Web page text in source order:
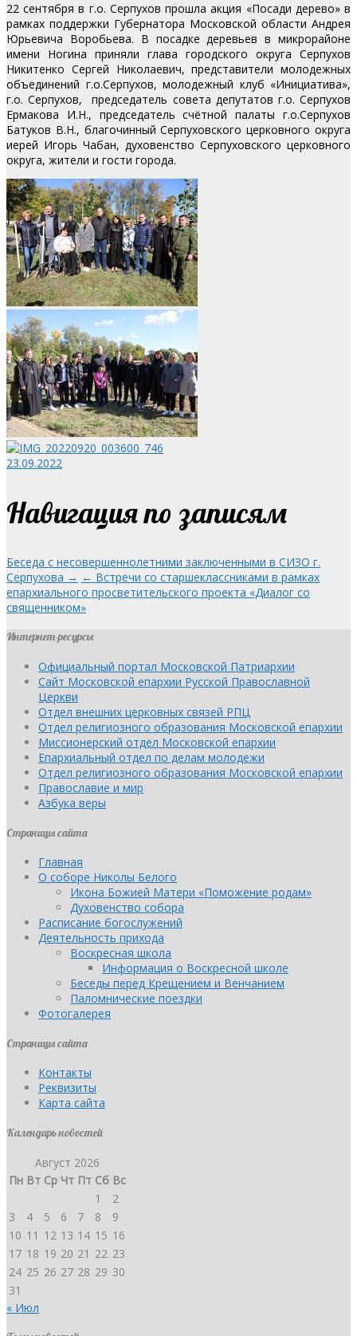
22 сентября в г.о. Серпухов прошла акция «Посади дерево» в
рамках поддержки Губернатора Московской области Андрея
Юрьевича Воробьева. В посадке деревьев в микрорайоне
имени Ногина приняли глава городского округа Серпухов
Никитенко Сергей Николаевич, представители молодежных
объединений г.о.Серпухов, молодежный клуб «Инициатива»,
г.о. Серпухов, председатель совета депутатов г.о. Серпухов
Ермакова И.Н., председатель счётной палаты г.о.Серпухов
Батуков В.Н., благочинный Серпуховского церковного округа
иерей Игорь Чабан, духовенство Серпуховского церковного
округа, жители и гости города.
23.09.2022
Навигация по записям
Беседа с несовершеннолетними заключенными в СИЗО г.
Серпухова → ← Встречи со старшеклассниками в рамках
епархиального просветительского проекта «Диалог со
священником»
Интернет-ресурсы
Официальный портал Московской Патриархии
Сайт Московской епархии Русской Православной
Церкви
Отдел внешних церковных связей РПЦ
Отдел религиозного образования Московской епархии
Миссионерский отдел Московской епархии
Епархиальный отдел по делам молодежи
Отдел религиозного образования Московской епархии
Православие и мир
Азбука веры
Страницы сайта
Главная
О соборе Николы Белого
Икона Божией Матери «Поможение родам»
Духовенство собора
Расписание богослужений
Деятельность прихода
Воскресная школа
Информация о Воскресной школе
Беседы перед Крещением и Венчанием
Паломнические поездки
Фотогалерея
Страницы сайта
Контакты
Реквизиты
Карта сайта
Календарь новостей
Август 2026
Пн Вт Ср Чт Пт Сб Вс
1
2
3
4 5 6 7 8
9
10 11 12 13 14 15 16
17 18 19 20 21 22 23
24 25 26 27 28 29 30
31
« Июл